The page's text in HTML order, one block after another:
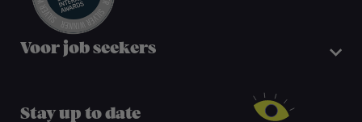
Voor job seekers
Stay up to date